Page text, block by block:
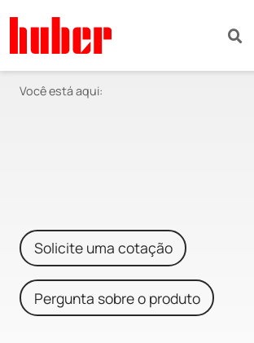
Você está aqui:
Solicite uma cotação
Pergunta sobre o produto